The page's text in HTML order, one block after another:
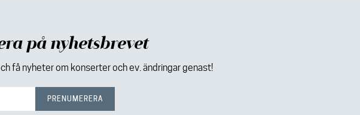
på nyhetsbrevet
få nyheter om konserter och ev. ändringar genast!